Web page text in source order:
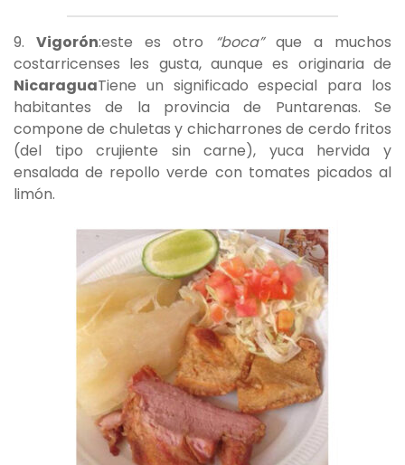
9. Vigorón:este es otro “boca”que a muchos
costarricenses les gusta, aunque es originaria de
NicaraguaTiene un significado especial para los
habitantes de la provincia de Puntarenas. Se
compone de chuletas y chicharrones de cerdo fritos
(del tipo crujiente sin carne), yuca hervida y
ensalada de repollo verde con tomates picados al
limón.